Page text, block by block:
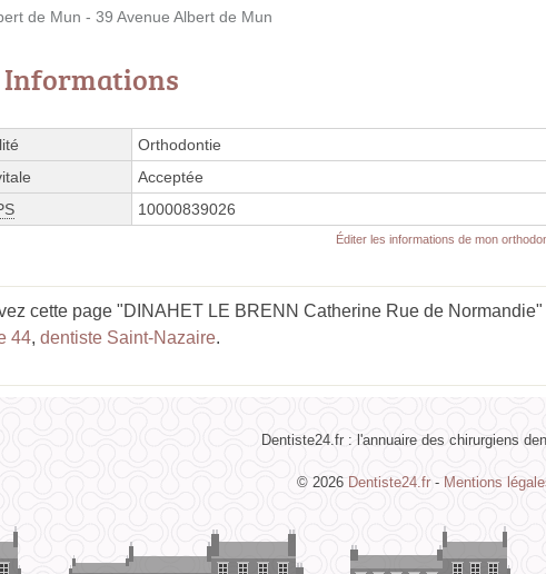
de Mun - 39 Avenue Albert de Mun
Informations
Orthodontie
Acceptée
10000839026
Éditer les informations de mon
cette page "DINAHET LE BRENN Catherine Rue de
44, dentiste Saint-Nazaire.
Dentiste24.fr : l'annuaire des chirurgiens
© 2026 Dentiste24.fr - Mentions